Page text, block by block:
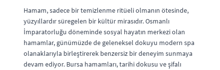
Hamam, sadece bir temizlenme ritüeli olmanın ötesinde,
yüzyıllardır süregelen bir kültür mirasıdır. Osmanlı
İmparatorluğu döneminde sosyal hayatın merkezi olan
hamamlar, günümüzde de geleneksel dokuyu modern spa
olanaklarıyla birleştirerek benzersiz bir deneyim sunmaya
devam ediyor. Bursa hamamları, tarihi dokusu ve şifalı